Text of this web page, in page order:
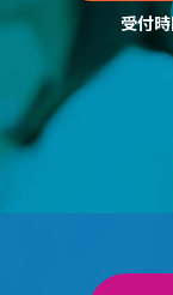
受付